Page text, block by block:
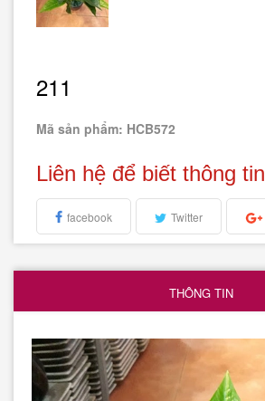
211
Mã sản phẩm: HCB572
Liên hệ để biết thông tin
facebook Twitter
THÔNG TIN